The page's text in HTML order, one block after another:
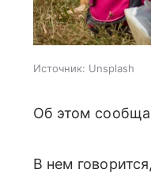
Источник: Unsplash
Об этом
В нем